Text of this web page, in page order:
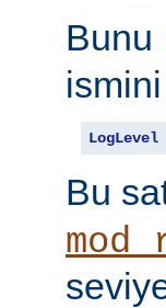
Bunu
LogLevel
Bu